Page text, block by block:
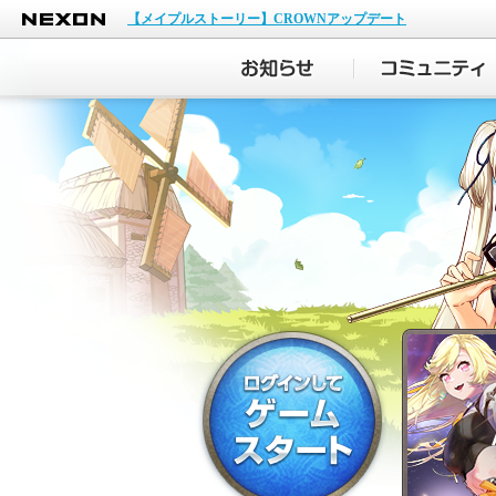
NEXON
【メイプルストーリー】CROWNアップデート